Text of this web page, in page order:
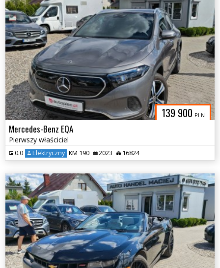
139 900 PLN
Mercedes-Benz EQA
Pierwszy właściciel
0.0 Elektryczny KM 190 2023 16824